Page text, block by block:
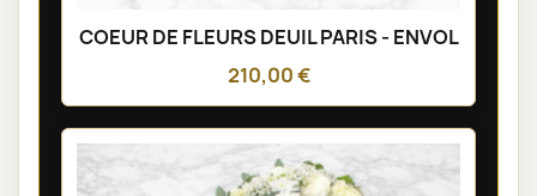
COEUR DE FLEURS DEUIL PARIS - ENVOL
210,00 €